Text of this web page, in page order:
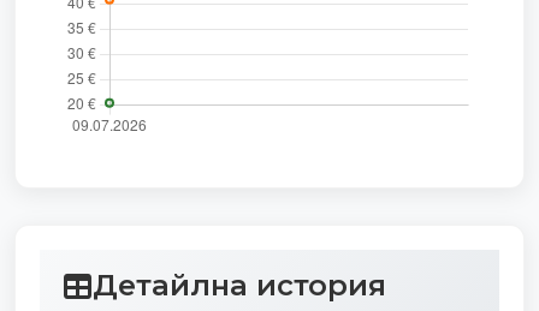
Детайлна история